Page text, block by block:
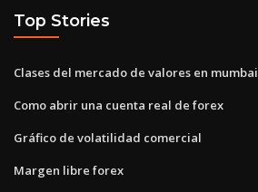
Top Stories
Clases del mercado de valores en mumbai
Como abrir una cuenta real de forex
Gráfico de volatilidad comercial
Margen libre forex